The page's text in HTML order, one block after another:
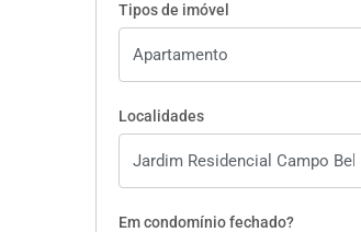
Tipos de imóvel
Localidades
Em condomínio fechado?